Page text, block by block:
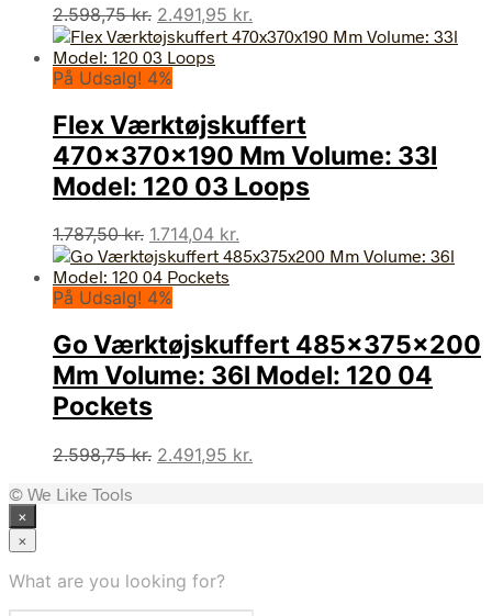
2.598,75kr. Den
oprindelige
pris
var:
2.491,95 kr.
aktuelle
På Udsalg! 4%
Flex Værktøjskuffert
470x370x190 Mm Volume: 33l
Model: 120 03 Loops
1.787,50kr. Den
oprindelige
pris
var:
1.714,04 kr.
aktuelle
På Udsalg! 4%
Go Værktøjskuffert 485x375x200
Mm Volume: 36l Model: 120 04
Pockets
2.598,75kr. Den
2.491,95 kr.
© We Like Tools
×
×
What are you looking for?